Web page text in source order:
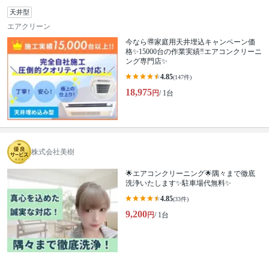
天井型
エアクリーン
今なら🉐家庭用天井埋込キャンペーン価
格✨15000台の作業実績‼️エアコンクリーニ
ング専門店✨
4.85(147件)
18,975円/ 1台
株式会社美樹
🌟エアコンクリーニング🌟隅々まで徹底
洗浄いたします✨駐車場代無料✨
4.85(33件)
9,200円/ 1台